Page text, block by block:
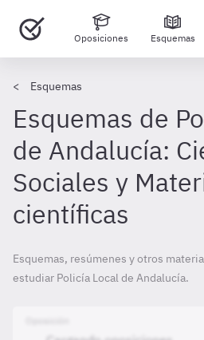
Oposiciones Esquemas
Esquemas
Esquemas de
de Andalucía:
Sociales y
científicas
Esquemas, resúmenes y otros
estudiar Policía Local de Andalucía.